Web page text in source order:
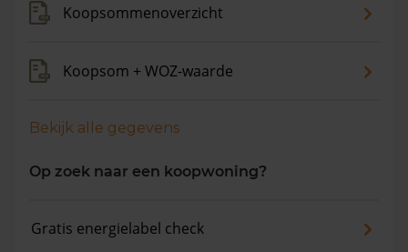
Koopsommenoverzicht
Koopsom + WOZ-waarde
Bekijk alle gegevens
Op zoek naar een koopwoning?
Gratis energielabel check